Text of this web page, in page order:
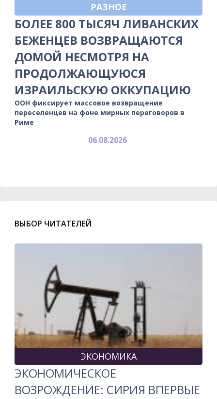
РАЗНОЕ
БОЛЕЕ 800 ТЫСЯЧ ЛИВАНСКИХ
БЕЖЕНЦЕВ ВОЗВРАЩАЮТСЯ
ДОМОЙ НЕСМОТРЯ НА
ПРОДОЛЖАЮЩУЮСЯ
ИЗРАИЛЬСКУЮ ОККУПАЦИЮ
ООН фиксирует массовое возвращение
переселенцев на фоне мирных переговоров в
Риме
06.08.2026
ВЫБОР ЧИТАТЕЛЕЙ
ЭКОНОМИКА
ЭКОНОМИЧЕСКОЕ
ВОЗРОЖДЕНИЕ: СИРИЯ ВПЕРВЫЕ